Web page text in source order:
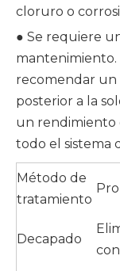
cloruro o
● Se requiere
mantenimiento.
recomendar
posterior a la
un rendimiento
todo el sistema
Método de
tratamiento
Decapado